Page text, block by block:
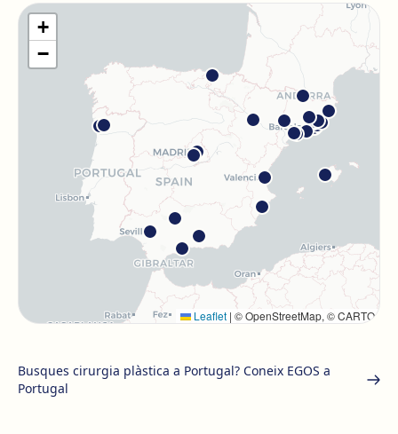
Carrer de Sardenya, 515, 08024 Barcelona
Com arribar
Barcelona Madrazo
Carrer dels Madrazo, 60-66, Sarrià-Sant Gervasi, 08006
Com arribar Veure clínica
Barcelona Poblenou
Av. Diagonal, 141, Sant Martí, 08018 Barcelona
Veure clínica
Hospitalet
+
−
Leaflet | © OpenStreetMap, © CARTO
Busques cirurgia plàstica a Portugal? Coneix EGOS a
Portugal